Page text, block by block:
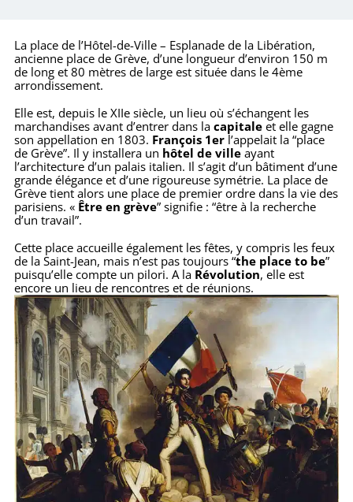
La place de l’Hôtel-de-Ville – Esplanade de la Libération,
ancienne place de Grève, d’une longueur d’environ 150 m
de long et 80 mètres de large est située dans le 4ème
arrondissement.
Elle est, depuis le XIIe siècle, un lieu où s’échangent les
marchandises avant d’entrer dans la capitale et elle gagne
son appellation en 1803. François 1er l’appelait la “place
de Grève”. Il y installera un hôtel de villeayant
l’architecture d’un palais italien. Il s’agit d’un bâtiment d’une
grande élégance et d’une rigoureuse symétrie. La place de
Grève tient alors une place de premier ordre dans la vie des
parisiens. « Être en grève” signifie : “être à la recherche
d’un travail”.
Cette place accueille également les fêtes, y compris les feux
de la Saint-Jean, mais n’est pas toujours “the place to be”
puisqu’elle compte un pilori. A la Révolution, elle est
encore un lieu de rencontres et de réunions.